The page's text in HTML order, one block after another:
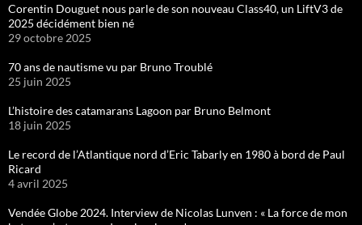
Corentin Douguet nous parle de son nouveau Class40, un LiftV3 de
2025 décidément bien né
29 octobre 2025
70 ans de nautisme vu par Bruno Troublé
25 juin 2025
L’histoire des catamarans Lagoon par Bruno Belmont
18 juin 2025
Le record de l’Atlantique nord d’Eric Tabarly en 1980 à bord de Paul
Ricard
4 avril 2025
Vendée Globe 2024. Interview de Nicolas Lunven : « La force de mon